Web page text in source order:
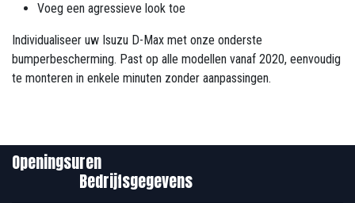
Voeg een agressieve look toe
Individualiseer uw Isuzu D-Max met onze onderste
bumperbescherming. Past op alle modellen vanaf 2020, eenvoudig
te monteren in enkele minuten zonder aanpassingen.
Openingsuren
Bedrijfsgegevens